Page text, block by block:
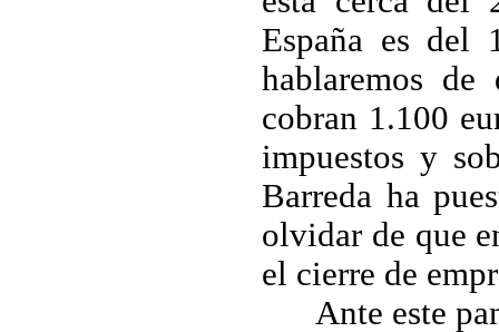
España es
hablaremos de
cobran 1.100
impuestos y
Barreda ha
olvidar de que
el cierre de
Ante este